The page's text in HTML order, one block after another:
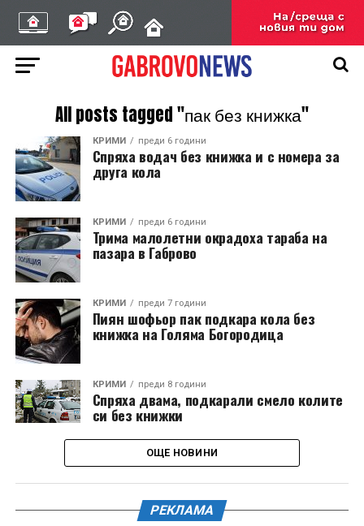
All posts tagged "пак без книжка"
КРИМИ преди 6 години
Спряха водач без книжка и с номера за
друга кола
КРИМИ преди 6 години
Трима малолетни окрадоха тараба на
пазара в Габрово
КРИМИ преди 7 години
Пиян шофьор пак подкара кола без
книжка на Голяма Богородица
КРИМИ преди 8 години
Спряха двама, подкарали смело колите
си без книжки
ОЩЕ НОВИНИ
РЕКЛАМА